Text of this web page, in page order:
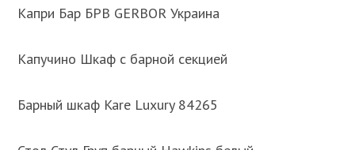
Капри Бар БРВ GERBOR Украина
Капучино Шкаф с барной секцией
Барный шкаф Kare Luxury 84265